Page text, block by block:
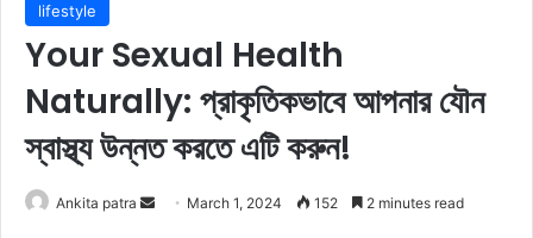
lifestyle
Your Sexual Health
Naturally: প্রাকৃতিকভাবে আপনার যৌন
স্বাস্থ্য উন্নত করতে এটি করুন!
Ankita patra March 1, 2024 152 2 minutes read